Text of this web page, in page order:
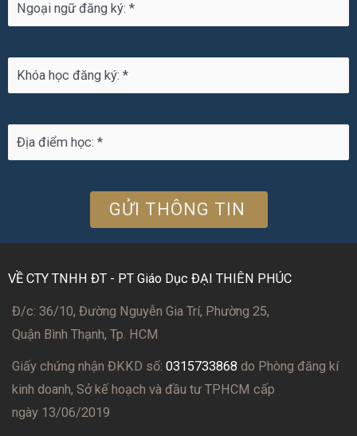
VỀ CTY TNHH ĐT - PT Giáo Dục ĐẠI THIÊN PHÚC
Đ/c: 36/10, Đường Nguyễn Gia Trí, Phường 25,
Quận Bình Thạnh, Tp. HCM
Giấy chứng nhận ĐKKD số: 0315733868 do Phòng đăng kí
kinh doanh, Sở kế hoạch và đầu tư TPHCM cấp
ngày 13/06/2019